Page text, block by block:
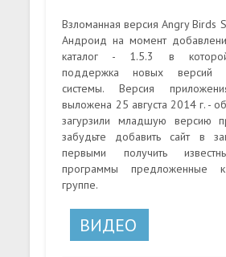
Взломанная версия Angry Birds
Андроид на момент
каталог - 1.5.3 в
поддержка новых версий
системы. Версия
выложена 25 августа 2014 г. -
загурзили младшую версию
забудьте добавить сайт в
первыми получить
программы предложенные
группе.
ВИДЕО